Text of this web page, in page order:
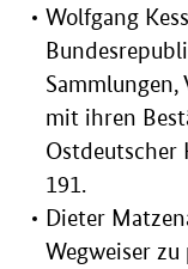
Wolfgang
mit ihren
Ostdeutscher
191.
Dieter
Wegweiser